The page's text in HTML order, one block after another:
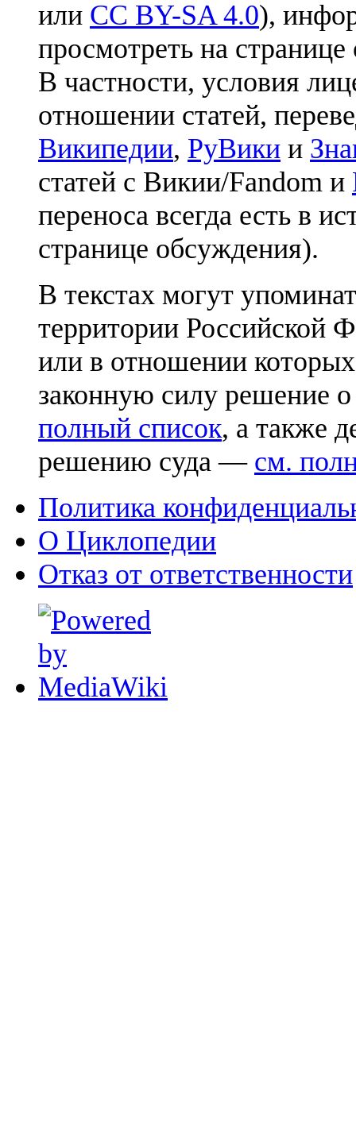
или CC BY-SA 4.0),
просмотреть на
В частности, условия
отношении статей,
Википедии, РуВики и
статей с Викии/Fandom и
переноса всегда есть в
странице обсуждения).
В текстах могут
территории Российской
или в отношении
законную силу решение
полный список, а также
решению суда — см.
Политика
О Циклопедии
Отказ от ответственности